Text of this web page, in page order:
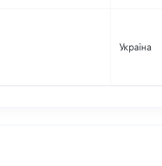
Україна